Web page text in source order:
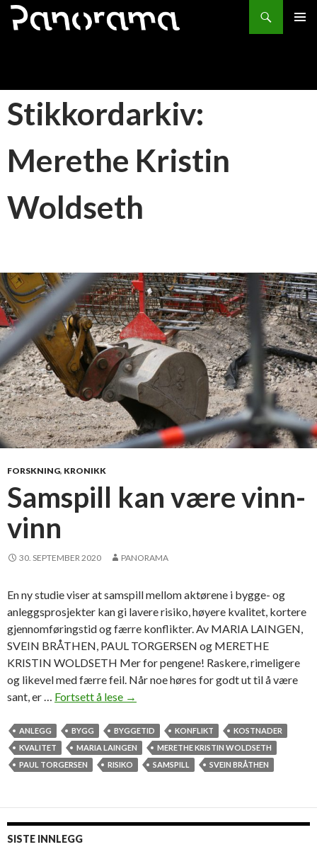
Søk
HOPP
Stikkordarkiv:
Merethe Kristin
Woldseth
FORSKNING, KRONIKK
Samspill kan være vinn-
vinn
30. SEPTEMBER 2020 PANORAMA
En ny studie viser at samspill mellom aktørene i bygge- og
anleggsprosjekter kan gi lavere risiko, høyere kvalitet, kortere
gjennomføringstid og færre konflikter. Av MARIA LAINGEN,
SVEIN BRÅTHEN, PAUL TORGERSEN og MERETHE
KRISTIN WOLDSETH Mer for pengene! Raskere, rimeligere
og likevel med færre feil. Når noe høres for godt ut til å være
sant, er … Fortsett å lese S
m
s
p
→
ANLEGG BYGG BYGGETID KONFLIKT
KOSTNADER
KVALITET
MARIA LAINGEN
MERETHE KRISTIN WOLDSETH
PAUL TORGERSEN
RISIKO SAMSPILL SVEIN BRÅTHEN
SISTE INNLEGG